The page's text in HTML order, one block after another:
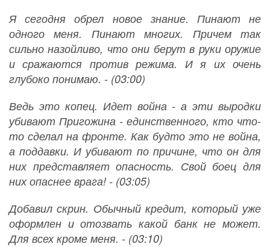
Я сегодня обрел новое знание. Пинают не
одного меня. Пинают многих. Причем так
сильно назойливо, что они берут в руки оружие
и сражаются против режима. И я их очень
глубоко понимаю. - (03:00)
Ведь это копец. Идет война - а эти выродки
убивают Пригожина - единственного, кто что-
то сделал на фронте. Как будто это не война,
а поддавки. И убивают по причине, что он для
них представляет опасность. Свой боец для
них опаснее врага! - (03:05)
Добавил скрин. Обычный кредит, который уже
оформлен и отозвать какой банк не может.
Для всех кроме меня. - (03:10)